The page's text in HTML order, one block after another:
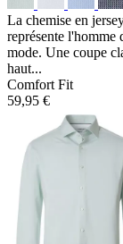
La chemise en
représente l'homme
mode. Une coupe
haut...
Comfort Fit
59,95 €